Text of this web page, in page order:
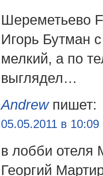
Шереметьево
Игорь Бутман
мелкий, а по
выглядел…
Andrewпишет:
05.05.2011 в 10:09
в лобби отеля
Георгий